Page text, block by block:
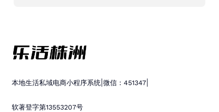
本地生活私域电商小程序系统 微信：451347
软著登字第13553207号